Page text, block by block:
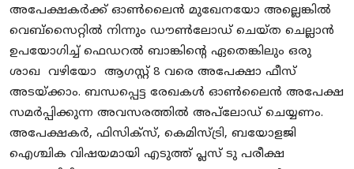
Technology
E-Paper
അപേക്ഷകർക്ക് ഓൺലൈൻ മുഖേനയോ അല്ലെങ്കിൽ
വെബ്‌സൈറ്റിൽ നിന്നും ഡൗൺലോഡ് ചെയ്ത ചെല്ലാൻ
ഉപയോഗിച്ച് ഫെഡറൽ ബാങ്കിന്റെ ഏതെങ്കിലും ഒരു
ശാഖ വഴിയോ ആഗസ്റ്റ് 8 വരെ അപേക്ഷാ ഫീസ്
അടയ്ക്കാം. ബന്ധപ്പെട്ട രേഖകൾ ഓൺലൈൻ അപേക്ഷ
സമർപ്പിക്കുന്ന അവസരത്തിൽ അപ്‌ലോഡ് ചെയ്യണം.
അപേക്ഷകർ, ഫിസിക്‌സ്, കെമിസ്ട്രി, ബയോളജി
ഐശ്ചിക വിഷയമായി എടുത്ത് പ്ലസ് ടു പരീക്ഷ